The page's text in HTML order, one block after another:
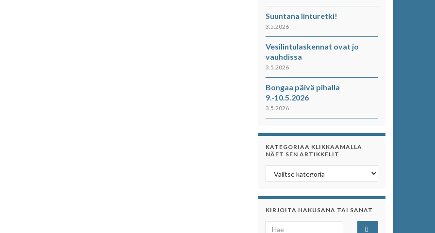
Suuntana linturetki!
3.5.2026
Vesilintulaskennat ovat jo
vauhdissa
3.5.2026
Bongaa päivä pihalla
9.-10.5.2026
3.5.2026
KATEGORIAA KLIKKAAMALLA
NÄET SEN ARTIKKELIT
Kategoriaa klikkaamalla näet sen artikkelit
KIRJOITA HAKUSANA TAI SANAT
Search for: